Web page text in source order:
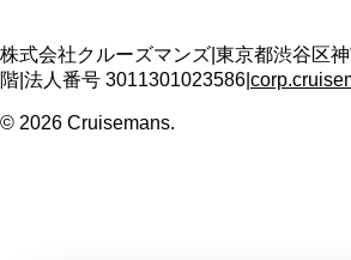
株式会社クルーズマンズ 東京都渋谷区
階 法人番号 3011301023586
© 2026 Cruisemans.